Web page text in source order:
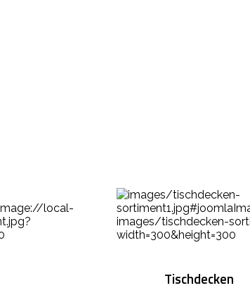
Tischdecken